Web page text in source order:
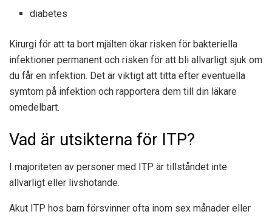
diabetes
Kirurgi för att ta bort mjälten ökar risken för bakteriella
infektioner permanent och risken för att bli allvarligt sjuk om
du får en infektion. Det är viktigt att titta efter eventuella
symtom på infektion och rapportera dem till din läkare
omedelbart.
Vad är utsikterna för ITP?
I majoriteten av personer med ITP är tillståndet inte
allvarligt eller livshotande.
Akut ITP hos barn försvinner ofta inom sex månader eller